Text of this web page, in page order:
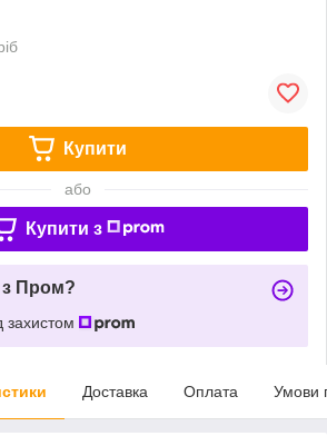
Купити
або
Купити з
з Пром?
захистом
Доставка Оплата Умови